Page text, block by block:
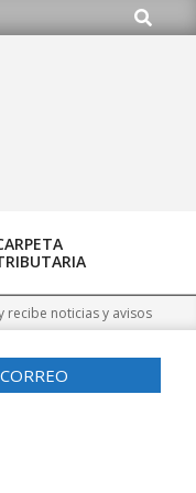
Buscar
noticias y avisos